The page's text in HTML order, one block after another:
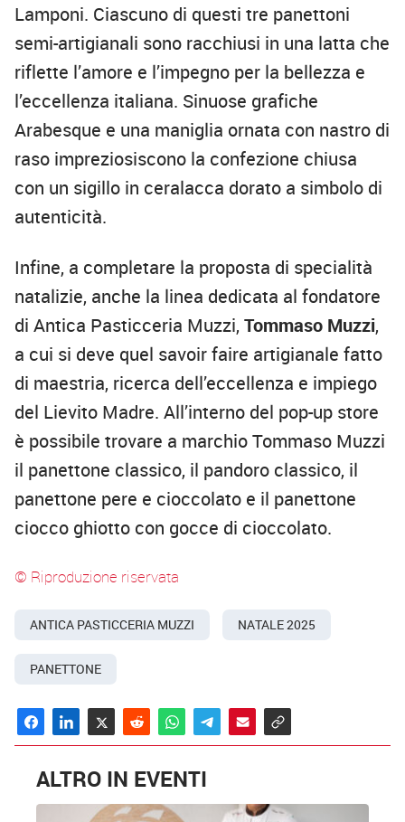
Lamponi. Ciascuno di questi tre panettoni
semi-artigianali sono racchiusi in una latta che
riflette l’amore e l’impegno per la bellezza e
l’eccellenza italiana. Sinuose grafiche
Arabesque e una maniglia ornata con nastro di
raso impreziosiscono la confezione chiusa
con un sigillo in ceralacca dorato a simbolo di
autenticità.
Infine, a completare la proposta di specialità
natalizie, anche la linea dedicata al fondatore
di Antica Pasticceria Muzzi, Tommaso Muzzi,
a cui si deve quel savoir faire artigianale fatto
di maestria, ricerca dell’eccellenza e impiego
del Lievito Madre. All’interno del pop-up store
è possibile trovare a marchio Tommaso Muzzi
il panettone classico, il pandoro classico, il
panettone pere e cioccolato e il panettone
ciocco ghiotto con gocce di cioccolato.
© Riproduzione riservata
ANTICA PASTICCERIA MUZZI NATALE 2025
PANETTONE
ALTRO IN EVENTI